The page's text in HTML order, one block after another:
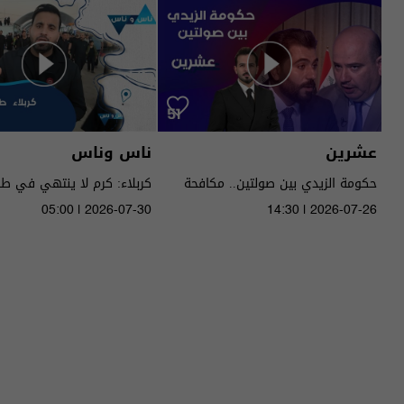
عشرين
حكومة الزيدي بين صولتين.. مكافحة
14:30 | 2026-07-26
ناس وناس
كربلاء: كرم لا ينتهي في
05:00 | 2026-07-30